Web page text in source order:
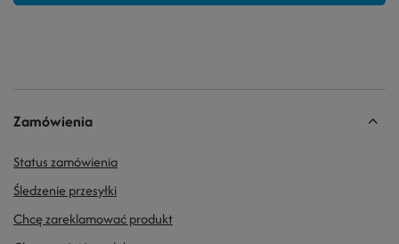
Zamówienia
Status zamówienia
Śledzenie przesyłki
Chcę zareklamować produkt